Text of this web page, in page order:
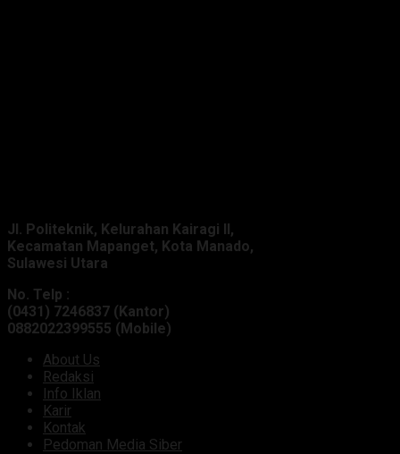
Jl. Politeknik, Kelurahan Kairagi II,
Kecamatan Mapanget, Kota Manado,
Sulawesi Utara
No. Telp :
(0431) 7246837 (Kantor)
0882022399555 (Mobile)
About Us
Redaksi
Info Iklan
Karir
Kontak
Pedoman Media Siber